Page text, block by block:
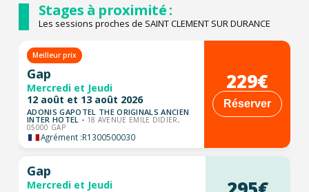
Stages à proximité :
Les sessions proches de SAINT CLEMENT SUR DURANCE
Meilleur prix
Gap
Mercredi et Jeudi
12 août et 13 août 2026
ADONIS GAPOTEL THE ORIGINALS ANCIEN
INTER HOTEL - 18 AVENUE EMILE DIDIER,
05000 GAP
Agrément :R1300500030
229€
Réserver
Gap
Mercredi et Jeudi